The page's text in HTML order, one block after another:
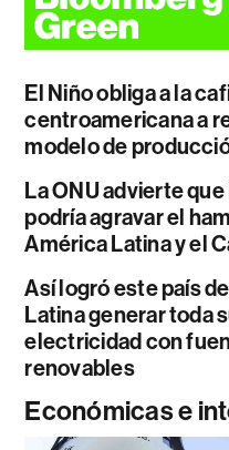
El Niño obliga a la
centroamericana a
modelo de
La ONU advierte que
podría agravar el
América Latina y el
Así logró este país
Latina generar toda
electricidad con
renovables
Económicas e